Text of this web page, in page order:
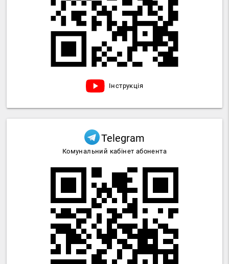
Інструкція
Telegram
Комунальний кабінет абонента